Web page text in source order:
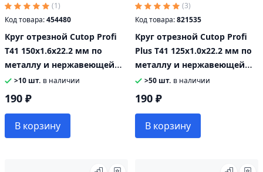
(1)
Код товара:454480
Круг отрезной Cutop Profi
Т41 150х1.6х22.2 мм по
металлу и нержавеющей
стали
>10 шт. в наличии
190 ₽
В корзину
(3)
Код товара:821535
Круг отрезной Cutop Profi
Plus Т41 125х1.0х22.2 мм по
металлу и нержавеющей
стали
>50 шт. в наличии
190 ₽
В корзину